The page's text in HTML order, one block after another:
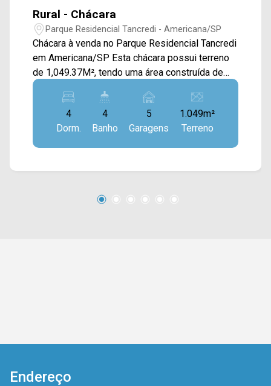
Rural - Chácara
Parque Residencial Tancredi - Americana/SP
Chácara à venda no Parque Residencial Tancredi
em Americana/SP Esta chácara possui terreno
de 1,049.37M², tendo uma área construída de
285.38M² , área arborizado, com gramado ao
seu redor, e piscina integrada com espaço
Gourmet, com móveis planejados. A casa é
térrea e avarandada, possui piso em porcelanato
em todas as áreas, e para finalização precisa
dormitórios, sendo 02 Suítes; 04 banheiros,
4
Dorm.
4
Banho
5
Garagens
1.049m²
Terreno
Endereço